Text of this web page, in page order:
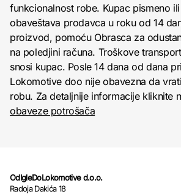
funkcionalnost robe. Kupac pismeno
obaveštava prodavca u roku od 14
proizvod, pomoću Obrasca za
na poledjini računa. Troškove
snosi kupac. Posle 14 dana od dana
Lokomotive doo nije obavezna da
robu. Za detaljnije informacije kliknite
obaveze potrošača
OdIgleDoLokomotive d.o.o.
Radoja Dakića 18